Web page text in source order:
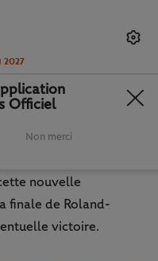
2027
POUR
nouvelle
finale de Roland-
victoire.
Officiel
Non merci